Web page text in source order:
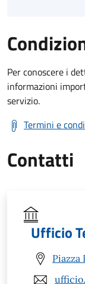
Per conoscere i
informazioni
servizio.
Termini e
Contatti
Ufficio
Piazza